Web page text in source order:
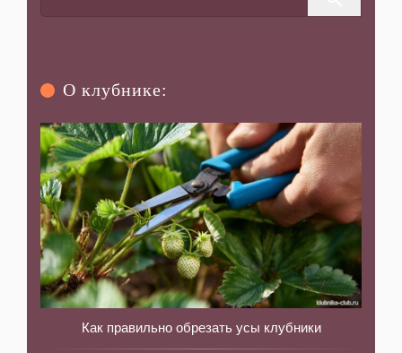
О клубнике:
Как правильно обрезать усы клубники